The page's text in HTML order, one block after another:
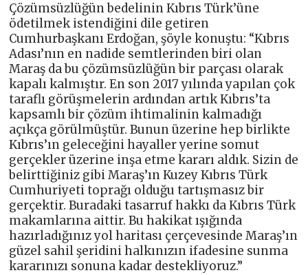
Çözümsüzlüğün bedelinin Kıbrıs Türk’üne
ödetilmek istendiğini dile getiren
Cumhurbaşkanı Erdoğan, şöyle konuştu: “Kıbrıs
Adası’nın en nadide semtlerinden biri olan
Maraş da bu çözümsüzlüğün bir parçası olarak
kapalı kalmıştır. En son 2017 yılında yapılan çok
taraflı görüşmelerin ardından artık Kıbrıs’ta
kapsamlı bir çözüm ihtimalinin kalmadığı
açıkça görülmüştür. Bunun üzerine hep birlikte
Kıbrıs’ın geleceğini hayaller yerine somut
gerçekler üzerine inşa etme kararı aldık. Sizin de
belirttiğiniz gibi Maraş’ın Kuzey Kıbrıs Türk
Cumhuriyeti toprağı olduğu tartışmasız bir
gerçektir. Buradaki tasarruf hakkı da Kıbrıs Türk
makamlarına aittir. Bu hakikat ışığında
hazırladığınız yol haritası çerçevesinde Maraş’ın
güzel sahil şeridini halkınızın ifadesine sunma
kararınızı sonuna kadar destekliyoruz.”